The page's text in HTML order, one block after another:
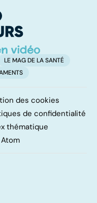
LE MAG DE LA SANTÉ
des cookies
de confidentialité
thématique
Atom